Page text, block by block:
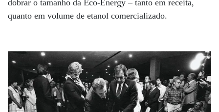
dobrar o tamanho da Eco-Energy – tanto em receita,
quanto em volume de etanol comercializado.